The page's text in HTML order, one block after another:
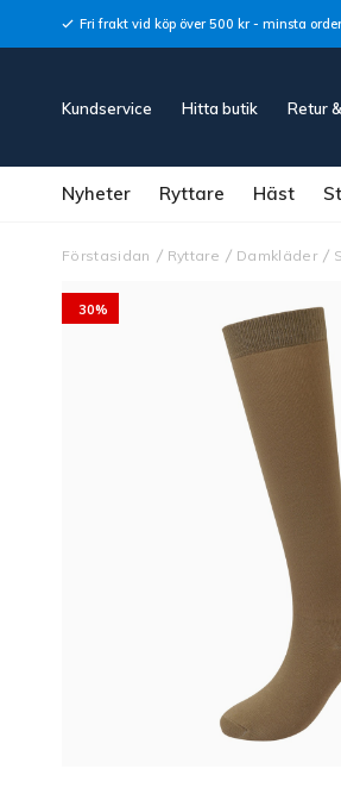
Fri frakt vid köp över 500 kr - minsta
Kundservice Hitta butik Retur
Nyheter Ryttare Häst
Förstasidan Ryttare Damkläder
30%